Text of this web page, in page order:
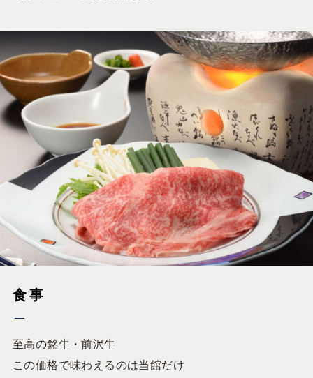
食事
至高の銘牛・前沢牛
この価格で味わえるのは当館だけ